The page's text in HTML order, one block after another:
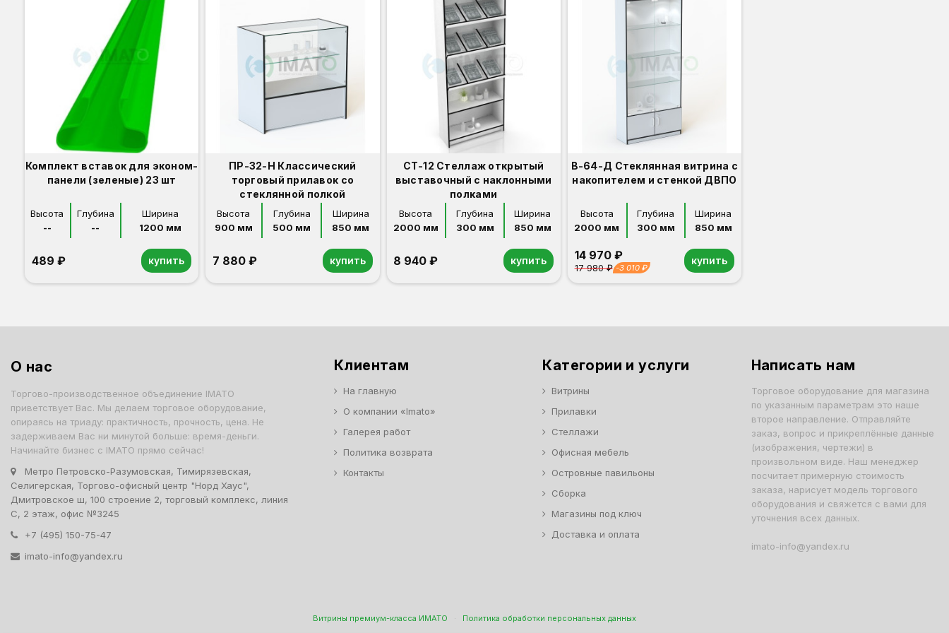
Комплект вставок для эконом-
панели (зеленые) 23 шт
Высота
--
Глубина
--
Ширина
1200 мм
489 ₽ купить
ПР-32-Н Классический
торговый прилавок со
стеклянной полкой
Высота
900 мм
Глубина
500 мм
Ширина
850 мм
7 880 ₽ купить
СТ-12 Стеллаж открытый
выставочный с наклонными
полками
Высота
2000 мм
Глубина
300 мм
Ширина
850 мм
8 940 ₽ купить
В-64-Д Стеклянная витрина с
накопителем и стенкой ДВПО
Высота
2000 мм
Глубина
300 мм
Ширина
850 мм
14 970 ₽
17 980 ₽ -3 010 ₽
купить
О нас
Торгово-производственное объединение IMATO
приветствует Вас. Мы делаем торговое оборудование,
опираясь на триаду: практичность, прочность, цена. Не
задерживаем Вас ни минутой больше: время-деньги.
Начинайте бизнес с IMATO прямо сейчас!
Метро Петровско-Разумовская, Тимирязевская,
Селигерская, Торгово-офисный центр "Норд Хаус",
Дмитровское ш, 100 строение 2, торговый комплекс, линия
С, 2 этаж, офис №3245
+7 (495) 150-75-47
imato-info@yandex.ru
Клиентам
На главную
О компании «Imato»
Галерея работ
Политика возврата
Контакты
Категории и услуги
Витрины
Прилавки
Стеллажи
Офисная мебель
Островные павильоны
Сборка
Магазины под ключ
Доставка и оплата
Написать нам
Торговое оборудование для магазина
по указанным параметрам это наше
второе направление. Отправляйте
заказ, вопрос и прикреплённые данные
(изображения, чертежи) в
произвольном виде. Наш менеджер
посчитает примерную стоимость
заказа, нарисует модель торгового
оборудования и свяжется с вами для
уточнения всех данных.
imato-info@yandex.ru
Витрины премиум-класса ИМАТО · Политика обработки персональных данных